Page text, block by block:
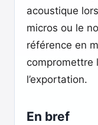
acoustique
micros ou le
référence en
compromettre
l’exportation.
En bref